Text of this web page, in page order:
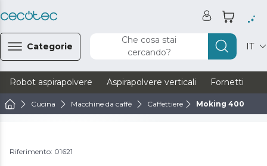
Categorie
Che cosa stai
cercando?
IT
Robot aspirapolvere Aspirapolvere verticali Fornetti
Cucina Macchine da caffè Caffettiere Moking 400
Riferimento: 01621